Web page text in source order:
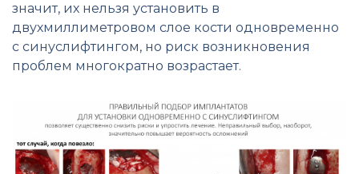
значит, их нельзя установить в
двухмиллиметровом слое кости одновременно
с синуслифтингом, но риск возникновения
проблем многократно возрастает.